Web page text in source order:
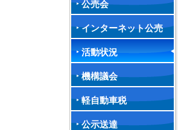
公売会
インターネット公売
活動状況
機構議会
軽自動車税
公示送達